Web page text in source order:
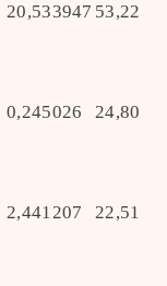
20,533947 53,22
0,245026 24,80
2,441207 22,51